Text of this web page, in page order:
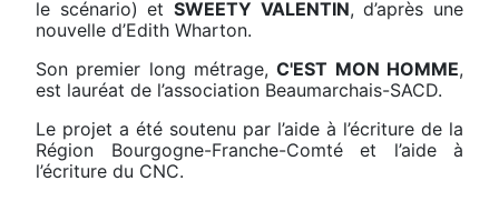
le scénario) et SWEETY VALENTIN, d’après une
nouvelle d’Edith Wharton.
Son premier long métrage,C'EST MON HOMME,
est lauréat de l’associa­tion Beaumarchais-SACD.
Le projet a été soutenu par l’aide à l’écriture de la
Région Bourgogne-Franche-Comté et l’aide à
l’écriture du CNC.